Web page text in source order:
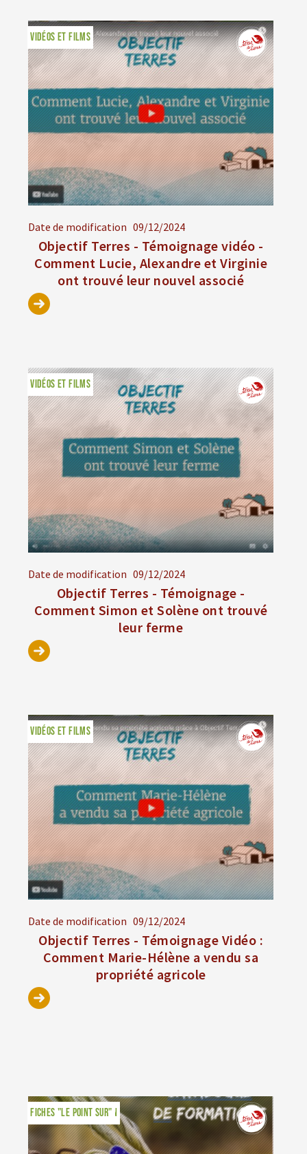
Date de modification 09/12/2024
Objectif Terres - Témoignage vidéo -
Comment Lucie, Alexandre et Virginie
ont trouvé leur nouvel associé
VIDÉOS ET FILMS
Date de modification 09/12/2024
Objectif Terres - Témoignage -
Comment Simon et Solène ont trouvé
leur ferme
VIDÉOS ET FILMS
Date de modification 09/12/2024
Objectif Terres - Témoignage Vidéo :
Comment Marie-Hélène a vendu sa
propriété agricole
VIDÉOS ET FILMS
MODULES DE FORMATION
FICHES "LE POINT SUR"